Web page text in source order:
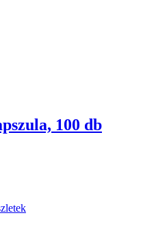
100 db